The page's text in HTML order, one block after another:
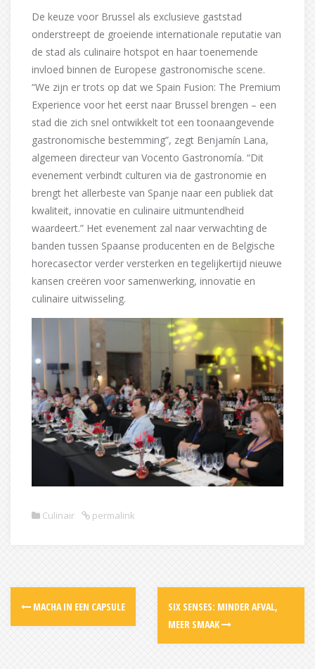
De keuze voor Brussel als exclusieve gaststad
onderstreept de groeiende internationale reputatie van
de stad als culinaire hotspot en haar toenemende
invloed binnen de Europese gastronomische scene.
“We zijn er trots op dat we Spain Fusion: The Premium
Experience voor het eerst naar Brussel brengen – een
stad die zich snel ontwikkelt tot een toonaangevende
gastronomische bestemming”, zegt Benjamín Lana,
algemeen directeur van Vocento Gastronomía. “Dit
evenement verbindt culturen via de gastronomie en
brengt het allerbeste van Spanje naar een publiek dat
kwaliteit, innovatie en culinaire uitmuntendheid
waardeert.” Het evenement zal naar verwachting de
banden tussen Spaanse producenten en de Belgische
horecasector verder versterken en tegelijkertijd nieuwe
kansen creëren voor samenwerking, innovatie en
culinaire uitwisseling.
Culinair permalink
Post
navigation
MACHA IN EEN CAPSULE
SIX SENSES: MINDER AFVAL,
MEER SMAAK